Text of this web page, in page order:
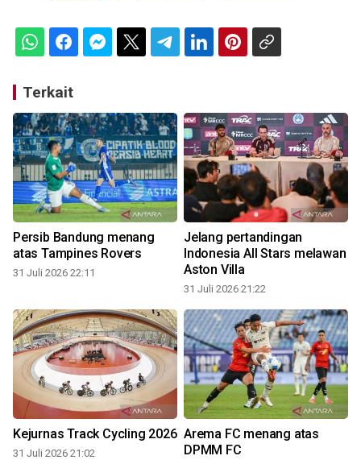
Terkait
Persib Bandung menang
atas Tampines Rovers
31 Juli 2026 22:11
Jelang pertandingan
Indonesia All Stars melawan
Aston Villa
31 Juli 2026 21:22
Kejurnas Track Cycling 2026
31 Juli 2026 21:02
Arema FC menang atas
DPMM FC